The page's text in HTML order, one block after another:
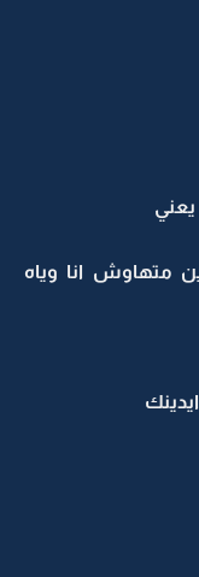
متهاوش انا وياه